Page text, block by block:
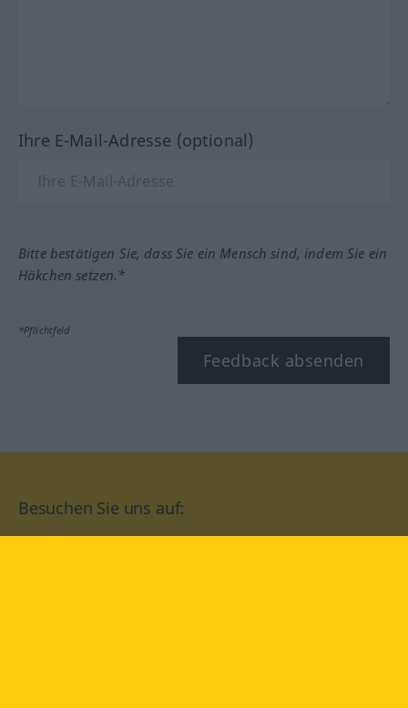
Ihre E-Mail-Adresse (optional)
Bitte bestätigen Sie, dass Sie ein Mensch sind, indem Sie ein
Häkchen setzen.*
*Pflichtfeld
Feedback absenden
Besuchen Sie uns auf: